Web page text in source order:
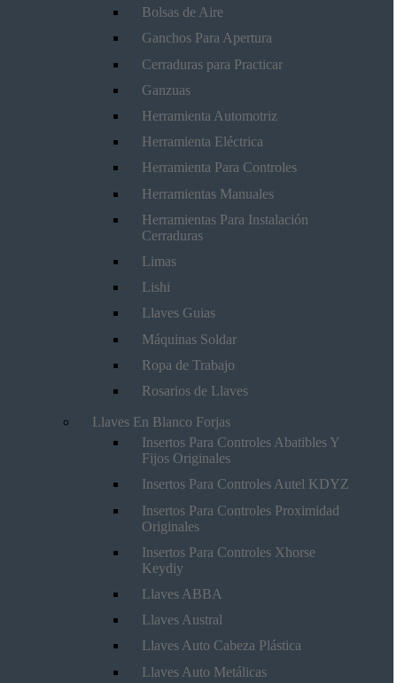
Bolsas de Aire
Ganchos Para Apertura
Cerraduras para Practicar
Ganzuas
Herramienta Automotriz
Herramienta Eléctrica
Herramienta Para Controles
Herramientas Manuales
Herramientas Para Instalación
Cerraduras
Limas
Lishi
Llaves Guias
Máquinas Soldar
Ropa de Trabajo
Rosarios de Llaves
Llaves En Blanco Forjas
Insertos Para Controles Abatibles Y
Fijos Originales
Insertos Para Controles Autel KDYZ
Insertos Para Controles Proximidad
Originales
Insertos Para Controles Xhorse
Keydiy
Llaves ABBA
Llaves Austral
Llaves Auto Cabeza Plástica
Llaves Auto Metálicas